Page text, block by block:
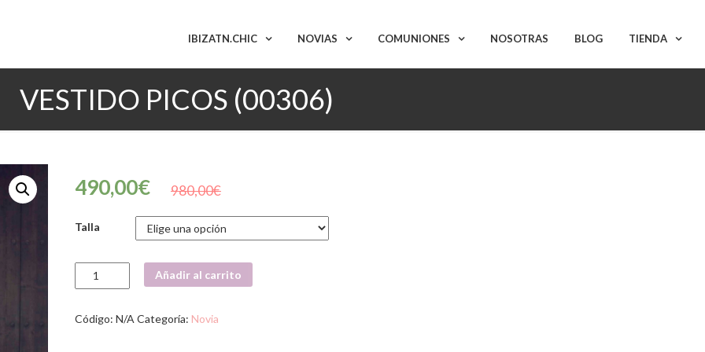
IBIZATN.CHIC NOVIAS COMUNIONES NOSOTRAS BLOG TIENDA
VESTIDO PICOS (00306)
980,00€
490,00€
Talla
VESTIDO
PICOS
cantidad
Añadir al carrito
Código: N/A Categoría: Novia